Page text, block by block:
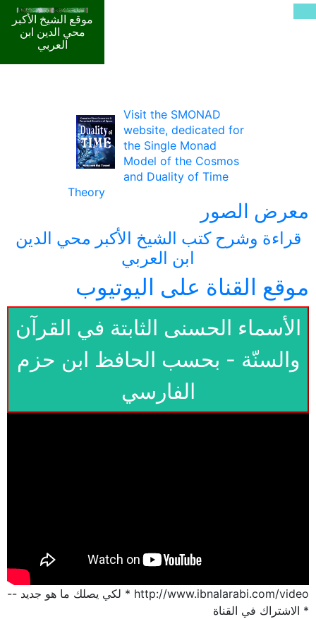
موقع الشيخ الأكبر
محي الدين ابن
العربي
Visit the SMONAD
website, dedicated for
the Single Monad
Model of the Cosmos
and Duality of Time
Theory
معرض الصور
قراءة وشرح كتب الشيخ الأكبر محي الدين
ابن العربي
موقع القناة على اليوتيوب
الأسماء الحسنى الثابتة في القرآن
والسنّة - بحسب الحافظ ابن حزم
الفارسي
http://www.ibnalarabi.com/video * لكي يصلك ما هو جديد --
* الاشتراك في القناة